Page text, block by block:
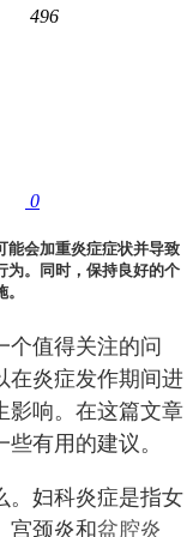
496
0
能会加重炎症症状并导致
为。同时，保持良好的个
个值得关注的问
在炎症发作期间进
影响。在这篇文章
有用的建议。
。妇科炎症是指女
宫颈炎和盆腔炎